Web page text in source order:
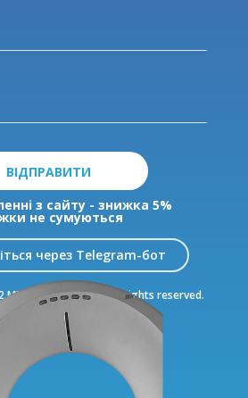
ВІДПРАВИТИ
з сайту - знижка 5%
не сумуються
через Telegram-бот
MDC Livoberezhnyi. All rights reserved.